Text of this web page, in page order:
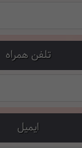
تلفن همراه
ایمیل